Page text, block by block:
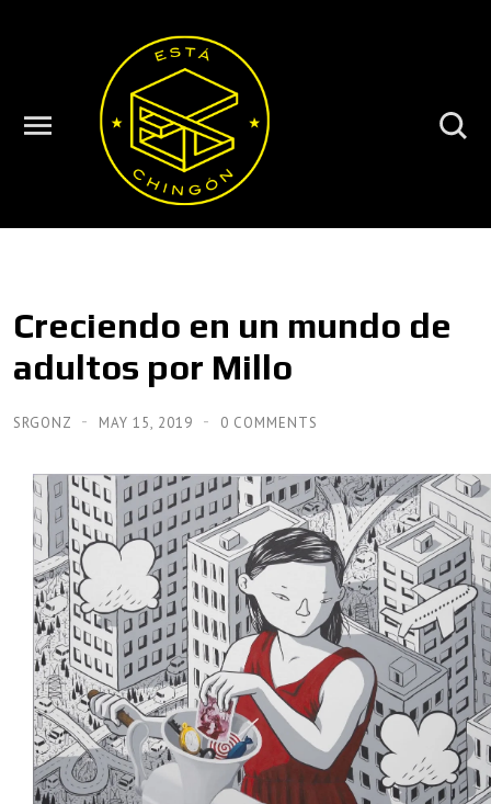
Creciendo en un mundo de
adultos por Millo
SRGONZ MAY 15, 2019 0 COMMENTS